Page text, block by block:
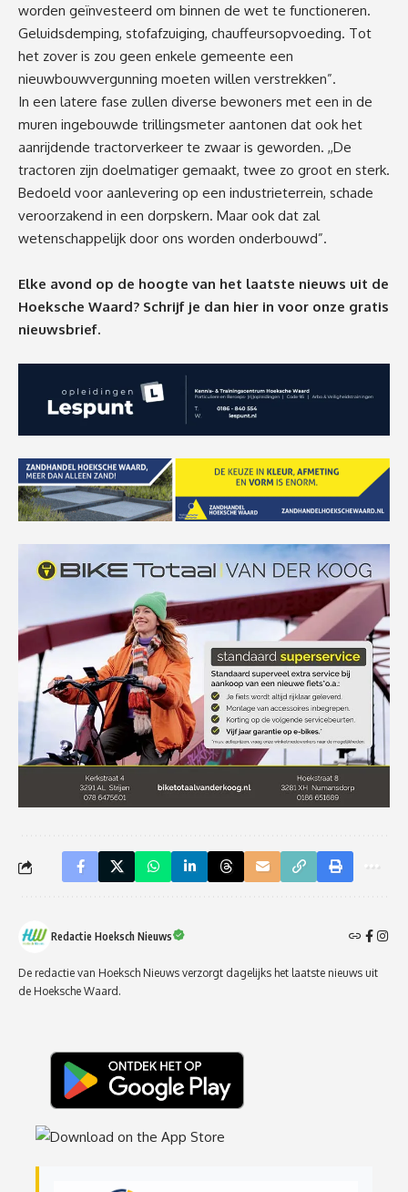
worden geïnvesteerd om binnen de wet te functioneren.
Geluidsdemping, stofafzuiging, chauffeursopvoeding. Tot
het zover is zou geen enkele gemeente een
nieuwbouwvergunning moeten willen verstrekken”.
In een latere fase zullen diverse bewoners met een in de
muren ingebouwde trillingsmeter aantonen dat ook het
aanrijdende tractorverkeer te zwaar is geworden. ,,De
tractoren zijn doelmatiger gemaakt, twee zo groot en sterk.
Bedoeld voor aanlevering op een industrieterrein, schade
veroorzakend in een dorpskern. Maar ook dat zal
wetenschappelijk door ons worden onderbouwd”.
Elke avond op de hoogte van het laatste nieuws uit de
Hoeksche Waard? Schrijf je dan hier in voor onze gratis
nieuwsbrief.
Redactie Hoeksch Nieuws
De redactie van Hoeksch Nieuws verzorgt dagelijks het laatste nieuws uit
de Hoeksche Waard.